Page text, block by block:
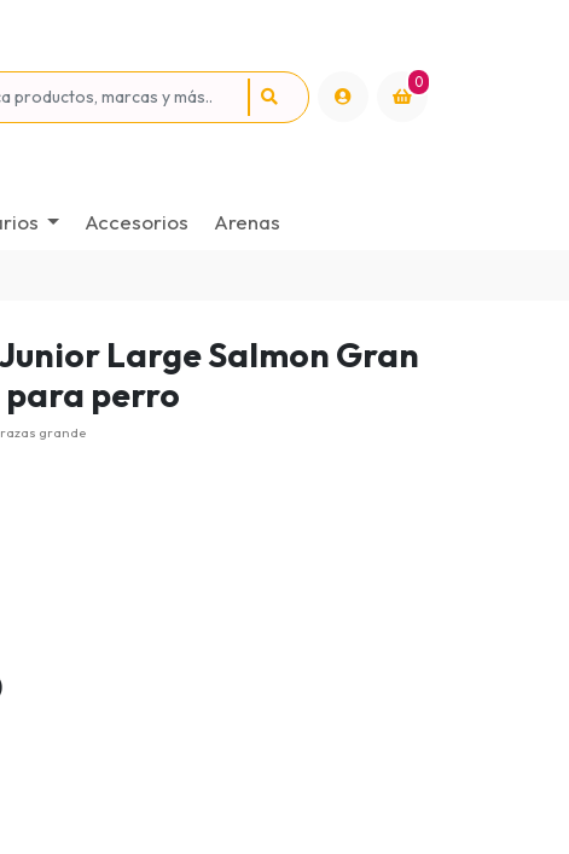
0
Accesorios Arenas
Large Salmon Gran
perro
grande